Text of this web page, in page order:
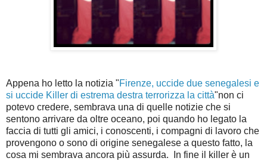
Appena ho letto la notizia "Firenze, uccide due senegalesi e
si uccide Killer di estrema destra terrorizza la città"non ci
potevo credere, sembrava una di quelle notizie che si
sentono arrivare da oltre oceano, poi quando ho legato la
faccia di tutti gli amici, i conoscenti, i compagni di lavoro che
provengono o sono di origine senegalese a questo fatto, la
cosa mi sembrava ancora più assurda. In fine il killer è un